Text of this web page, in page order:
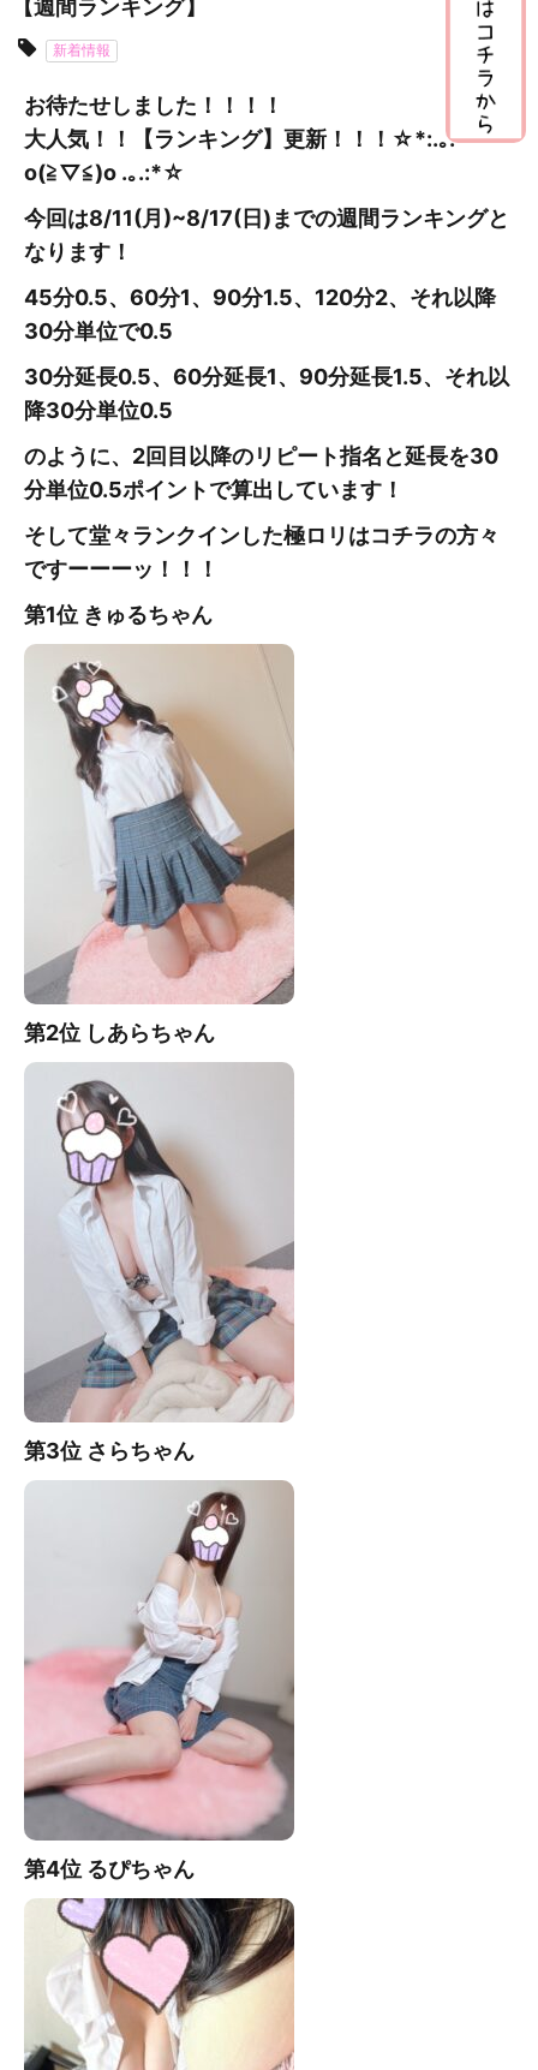
【週間ランキング】
新着情報
お待たせしました！！！！
大人気！！【ランキング】更新 ！！！☆*:.｡.
o(≧▽≦)o .｡.:*☆
今回は8/11(月)~8/17(日)までの週間ランキングと
なります！
45分0.5、60分1、90分1.5、120分2、それ以降
30分単位で0.5
30分延長0.5、60分延長1、90分延長1.5、それ以
降30分単位0.5
のように、2回目以降のリピート指名と延長を30
分単位0.5ポイントで算出しています！
そして堂々ランクインした極ロリはコチラの方々
ですーーーッ！！！
第1位 きゅるちゃん
第2位 しあらちゃん
第3位 さらちゃん
第4位 るぴちゃん